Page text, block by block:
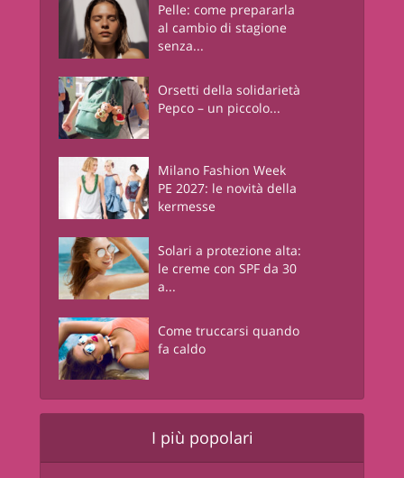
Pelle: come prepararla
al cambio di stagione
senza...
Orsetti della solidarietà
Pepco – un piccolo...
Milano Fashion Week
PE 2027: le novità della
kermesse
Solari a protezione alta:
le creme con SPF da 30
a...
Come truccarsi quando
fa caldo
I più popolari